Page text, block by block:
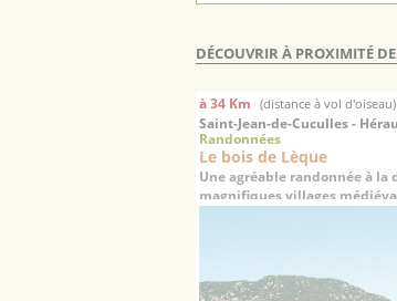
DÉCOUVRIR À PROXIMITÉ DE
à 34 Km
(distance à vol d'oiseau)
Saint-Jean-de-Cuculles -
Randonnées
Le bois de Lèque
Une agréable randonnée à la
magnifiques villages